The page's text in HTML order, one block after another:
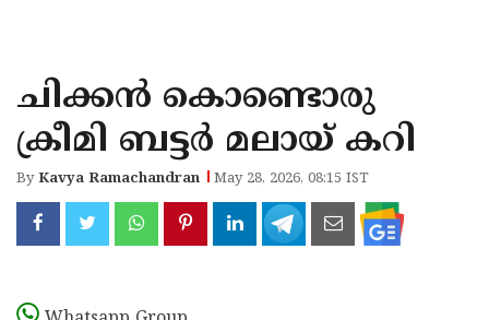
KANNUR
KASARAGOD
ചിക്കൻ കൊണ്ടൊരു
ക്രീമി ബട്ടർ മലായ് കറി
ByKavya Ramachandran May 28, 2026, 08:15 IST